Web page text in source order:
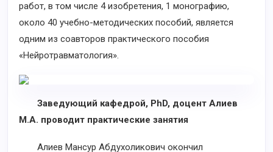
работ, в том числе 4 изобретения, 1 монографию,
около 40 учебно-методических пособий, является
одним из соавторов практического пособия
«Нейротравматология».
Заведующий кафедрой, PhD, доцент Алиев
М.А. проводит практические занятия
Алиев Мансур Абдухоликович окончил